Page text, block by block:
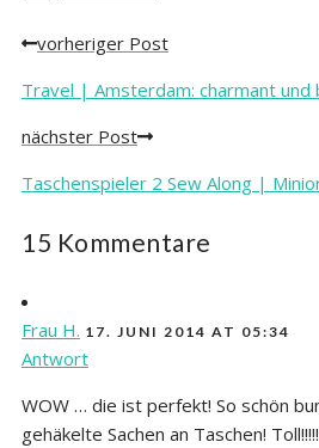
Posts
navigation
vorheriger Post
Travel | Amsterdam: charmant und
nächster Post
Taschenspieler 2 Sew Along |
15 Kommentare
Frau H. 17. JUNI 2014 AT 05:34
Antwort
WOW … die ist perfekt! So schön
gehäkelte Sachen an Taschen! Toll!!!!!